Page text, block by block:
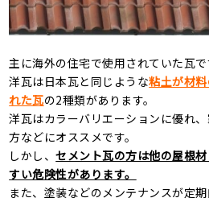
主に海外の住宅で使用されていた瓦で
洋瓦は日本瓦と同じような粘土が材
れた瓦の2種類があります。
洋瓦はカラーバリエーションに優れ
方などにオススメです。
しかし、セメント瓦の方は他の屋根
すい危険性があります。
また、塗装などのメンテナンスが定